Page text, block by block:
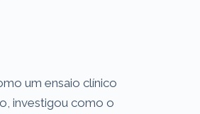
um ensaio clínico
investigou como o